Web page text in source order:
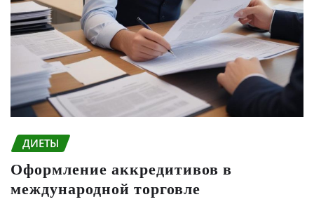
ДИЕТЫ
Оформление аккредитивов в
международной торговле